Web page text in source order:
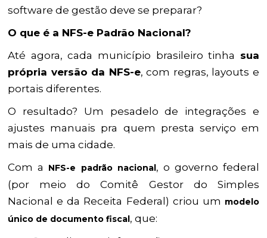
software de gestão deve se preparar?
O que é a NFS-e Padrão Nacional?
Até agora, cada município brasileiro tinha sua
própria versão da NFS-e, com regras, layouts e
portais diferentes.
O resultado? Um pesadelo de integrações e
ajustes manuais pra quem presta serviço em
mais de uma cidade.
Com a NFS-e padrão nacional, o governo federal
(por meio do Comitê Gestor do Simples
Nacional e da Receita Federal) criou um modelo
único de documento fiscal, que: